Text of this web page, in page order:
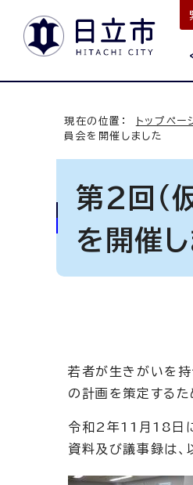
現在の位置： トップペー
員会を開催しました
第2回（
を開催
若者が生きがいを
の計画を策定する
令和2年11月18日に
資料及び議事録は、